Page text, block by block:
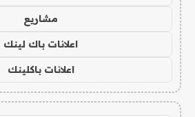
مشاريع
اعلانات باك لينك
اعلانات باكلينك